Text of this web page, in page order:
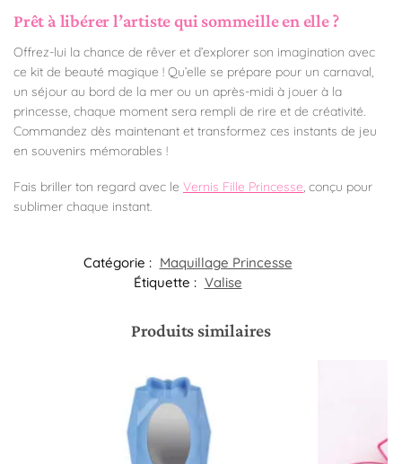
Prêt à libérer l’artiste qui sommeille en elle ?
Offrez-lui la chance de rêver et d’explorer son imagination avec
ce kit de beauté magique ! Qu’elle se prépare pour un carnaval,
un séjour au bord de la mer ou un après-midi à jouer à la
princesse, chaque moment sera rempli de rire et de créativité.
Commandez dès maintenant et transformez ces instants de jeu
en souvenirs mémorables !
Fais briller ton regard avec le Vernis Fille Princesse, conçu pour
sublimer chaque instant.
Catégorie : Maquillage Princesse
Étiquette : Valise
Produits similaires